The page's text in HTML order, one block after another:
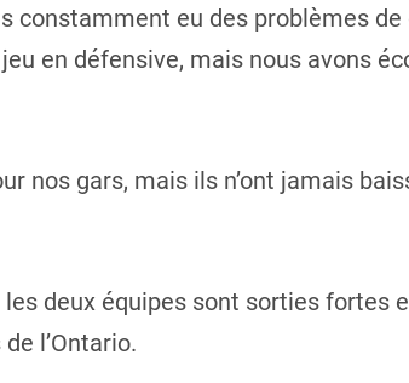
constamment eu des problèmes
en défensive, mais nous avons
nos gars, mais ils n’ont jamais
les deux équipes sont sorties fortes
l’Ontario.